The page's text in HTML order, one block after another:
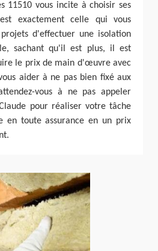
11510 vous incite à choisir ses
exactement celle qui vous
d'effectuer une isolation
sachant qu'il est plus, il est
le prix de main d'œuvre avec
aider à ne pas bien fixé aux
vous à ne pas appeler
pour réaliser votre tâche
en toute assurance en un prix